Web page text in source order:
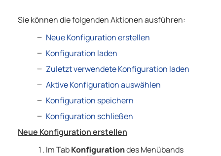
Sie können die folgenden Aktionen ausführen:
Neue Konfiguration erstellen
Konfiguration laden
Zuletzt verwendete Konfiguration laden
Aktive Konfiguration auswählen
Konfiguration speichern
Konfiguration schließen
Neue Konfiguration erstellen
Im TabKonfigurationdes Menübands